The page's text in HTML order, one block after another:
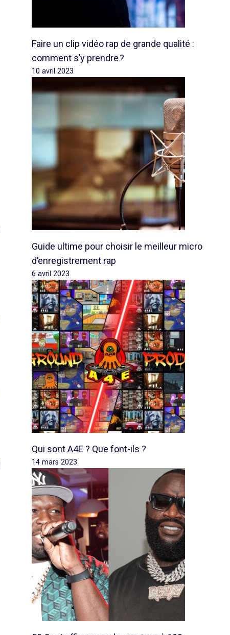
Faire un clip vidéo rap de grande qualité :
comment s’y prendre ?
10 avril 2023
Guide ultime pour choisir le meilleur micro
d’enregistrement rap
6 avril 2023
Qui sont A4E ? Que font-ils ?
14 mars 2023